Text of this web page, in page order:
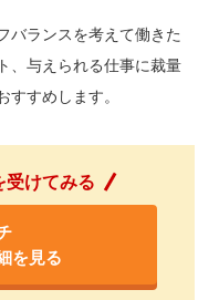
バランスを考えて働きた
、与えられる仕事に裁量
すすめします。
受けてみる
を見る